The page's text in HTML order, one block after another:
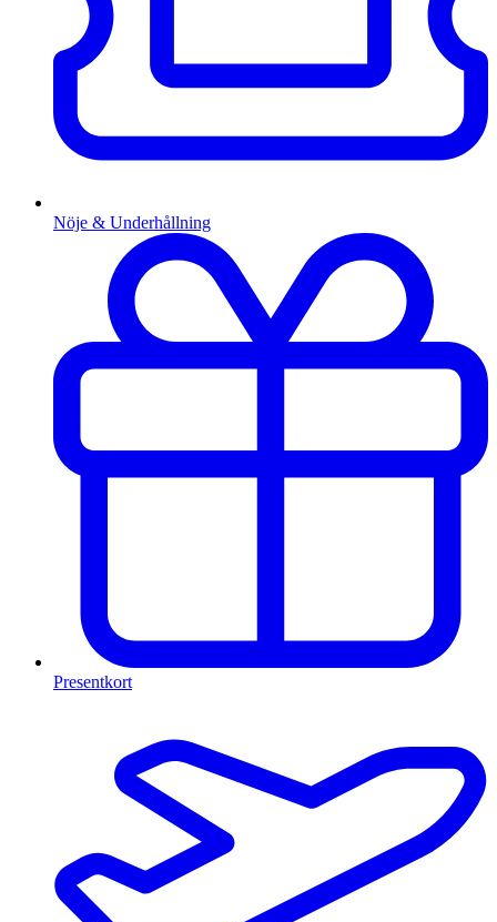
Nöje & Underhållning
Presentkort